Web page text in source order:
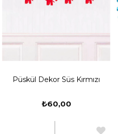
Püskül Dekor Süs Kırmızı
₺60,00